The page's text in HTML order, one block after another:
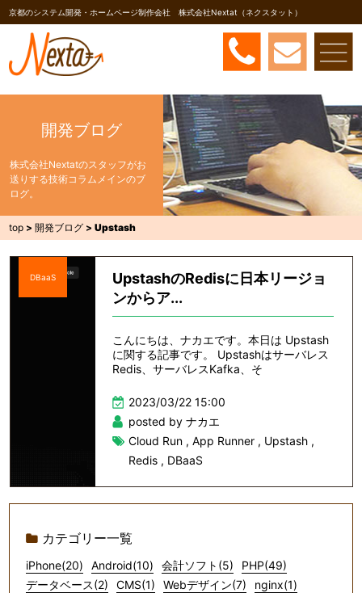
京都のシステム開発・ホームページ制作会社 株式会社Nextat（ネクスタット）
開発ブログ
株式会社Nextatのスタッフがお
送りする技術コラムメインのブ
ログ。
top >開発ブログ >Upstash
DBaaS
UpstashのRedisに日本リージョ
ンからア...
こんにちは、ナカエです。本日は Upstash
に関する記事です。 Upstashはサーバレス
Redis、サーバレスKafka、そ
2023/03/22 15:00
posted by ナカエ
Cloud Run, App Runner, Upstash,
Redis, DBaaS
カテゴリー一覧
iPhone(20) Android(10) 会計ソフト(5)
PHP(49)
データベース(2)
CMS(1) Webデザイン(7)
nginx(1)